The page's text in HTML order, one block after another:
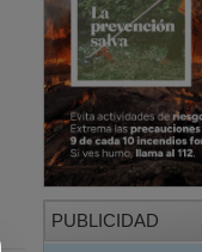
PUBLICIDAD